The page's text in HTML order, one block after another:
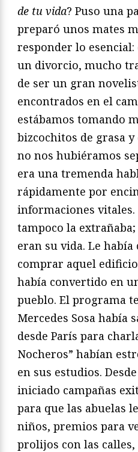
de tu vida? Puso una
preparó unos mates
responder lo
un divorcio, mucho
de ser un gran
encontrados en el
estábamos tomando
bizcochitos de grasa
no nos hubiéramos
era una tremenda
rápidamente por
informaciones
tampoco la
eran su vida. Le
comprar aquel
había convertido en
pueblo. El programa
Mercedes Sosa había
desde París para
Nocheros” habían
en sus estudios.
iniciado campañas
para que las abuelas
niños, premios para
prolijos con las calles,